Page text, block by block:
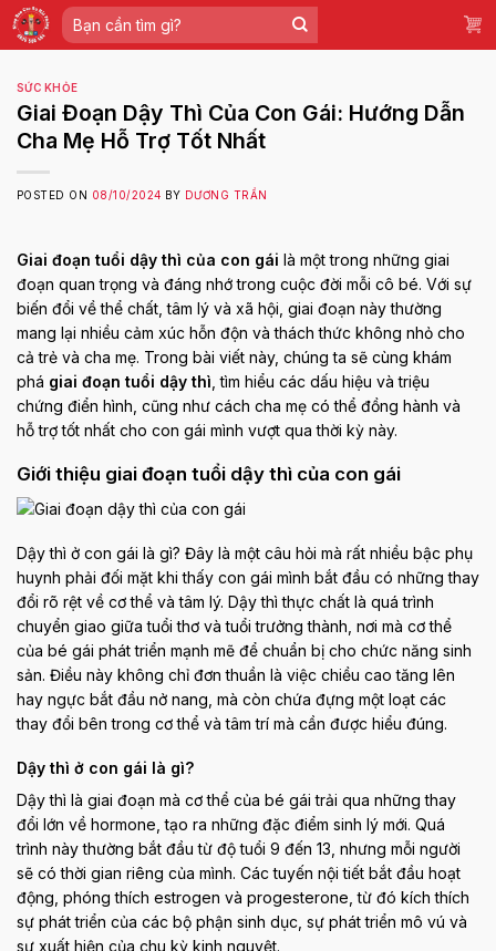
Skip
to
Tìm
kiếm:
SỨC KHỎE
Giai Đoạn Dậy Thì Của Con Gái: Hướng Dẫn
Cha Mẹ Hỗ Trợ Tốt Nhất
POSTED ON 08/10/2024 BY DƯƠNG TRẦN
Giai đoạn tuổi dậy thì của con gái là một trong những giai
đoạn quan trọng và đáng nhớ trong cuộc đời mỗi cô bé. Với sự
biến đổi về thể chất, tâm lý và xã hội, giai đoạn này thường
mang lại nhiều cảm xúc hỗn độn và thách thức không nhỏ cho
cả trẻ và cha mẹ. Trong bài viết này, chúng ta sẽ cùng khám
phá giai đoạn tuổi dậy thì , tìm hiểu các dấu hiệu và triệu
chứng điển hình, cũng như cách cha mẹ có thể đồng hành và
hỗ trợ tốt nhất cho con gái mình vượt qua thời kỳ này.
Giới thiệu giai đoạn tuổi dậy thì của con gái
Dậy thì ở con gái là gì? Đây là một câu hỏi mà rất nhiều bậc phụ
huynh phải đối mặt khi thấy con gái mình bắt đầu có những thay
đổi rõ rệt về cơ thể và tâm lý. Dậy thì thực chất là quá trình
chuyển giao giữa tuổi thơ và tuổi trưởng thành, nơi mà cơ thể
của bé gái phát triển mạnh mẽ để chuẩn bị cho chức năng sinh
sản. Điều này không chỉ đơn thuần là việc chiều cao tăng lên
hay ngực bắt đầu nở nang, mà còn chứa đựng một loạt các
thay đổi bên trong cơ thể và tâm trí mà cần được hiểu đúng.
Dậy thì ở con gái là gì?
Dậy thì là giai đoạn mà cơ thể của bé gái trải qua những thay
đổi lớn về hormone, tạo ra những đặc điểm sinh lý mới. Quá
trình này thường bắt đầu từ độ tuổi 9 đến 13, nhưng mỗi người
sẽ có thời gian riêng của mình. Các tuyến nội tiết bắt đầu hoạt
động, phóng thích estrogen và progesterone, từ đó kích thích
sự phát triển của các bộ phận sinh dục, sự phát triển mô vú và
sự xuất hiện của chu kỳ kinh nguyệt.